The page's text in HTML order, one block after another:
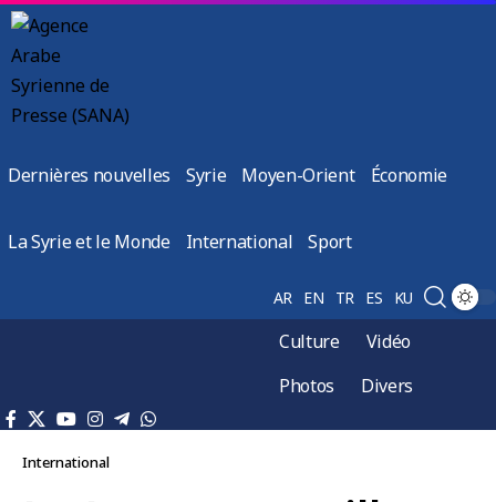
Dernières nouvelles Syrie Moyen-Orient Économie
La Syrie et le Monde International Sport
AR EN TR ES KU
Culture
Vidéo
Photos
Divers
International